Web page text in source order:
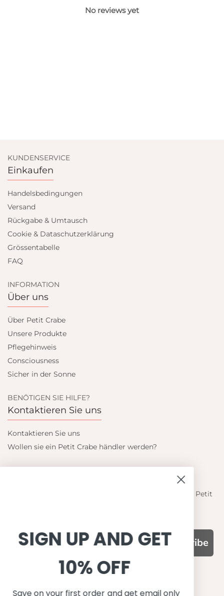
No reviews yet
KUNDENSERVICE
Einkaufen
Handelsbedingungen
Versand
Rückgabe & Umtausch
Cookie & Dataschutzerklärung
Grössentabelle
FAQ
INFORMATION
Über uns
Über Petit Crabe
Unsere Produkte
Pflegehinweis
Consciousness
Sicher in der Sonne
BENÖTIGEN SIE HILFE?
Kontaktieren Sie uns
Kontaktieren Sie uns
Wollen sie ein Petit Crabe händler werden?
Informieren Sie sich über die neuesten Angebote von Petit
Subscribe
WARUM UNS WÄHLEN
SIGN UP AND GET
10% OFF
Save on your first order and get email only